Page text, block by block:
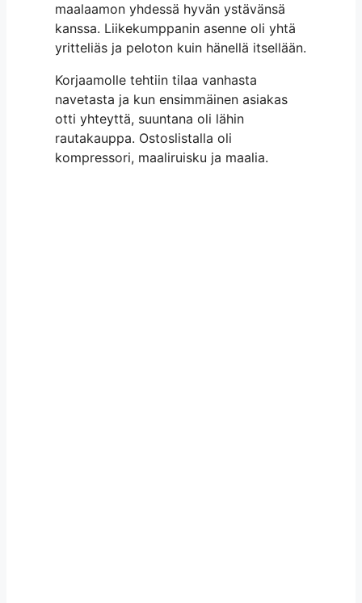
maalaamon yhdessä hyvän ystävänsä
kanssa. Liikekumppanin asenne oli yhtä
yritteliäs ja peloton kuin hänellä itsellään.
Korjaamolle tehtiin tilaa vanhasta
navetasta ja kun ensimmäinen asiakas
otti yhteyttä, suuntana oli lähin
rautakauppa. Ostoslistalla oli
kompressori, maaliruisku ja maalia.